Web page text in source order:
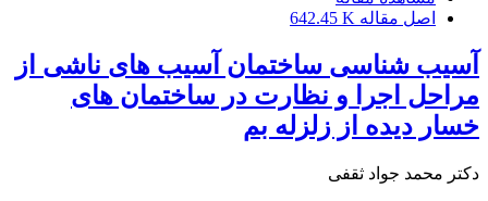
اصل مقاله 642.45 K
آسیب شناسی ساختمان آسیب های ناشی از
مراحل اجرا و نظارت در ساختمان های
خسار دیده از زلزله بم
دکتر محمد جواد ثقفی